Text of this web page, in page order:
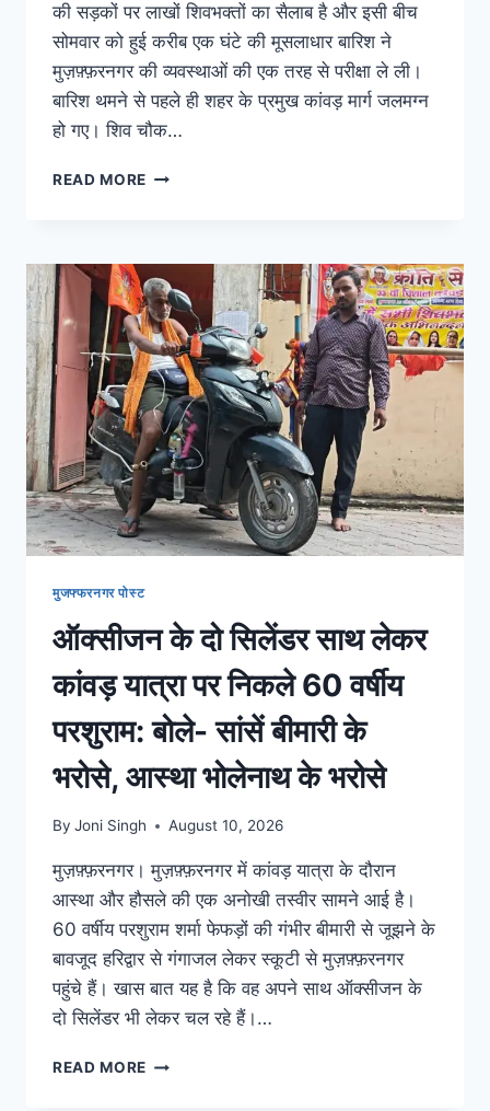
की सड़कों पर लाखों शिवभक्तों का सैलाब है और इसी बीच
सोमवार को हुई करीब एक घंटे की मूसलाधार बारिश ने
मुज़फ़्फ़रनगर की व्यवस्थाओं की एक तरह से परीक्षा ले ली।
बारिश थमने से पहले ही शहर के प्रमुख कांवड़ मार्ग जलमग्न
हो गए। शिव चौक…
READ MORE
मुजफ्फरनगर पोस्ट
ऑक्सीजन के दो सिलेंडर साथ लेकर
कांवड़ यात्रा पर निकले 60 वर्षीय
परशुराम: बोले- सांसें बीमारी के
भरोसे, आस्था भोलेनाथ के भरोसे
By Joni Singh August 10, 2026
मुज़फ़्फ़रनगर। मुज़फ़्फ़रनगर में कांवड़ यात्रा के दौरान
आस्था और हौसले की एक अनोखी तस्वीर सामने आई है।
60 वर्षीय परशुराम शर्मा फेफड़ों की गंभीर बीमारी से जूझने के
बावजूद हरिद्वार से गंगाजल लेकर स्कूटी से मुज़फ़्फ़रनगर
पहुंचे हैं। खास बात यह है कि वह अपने साथ ऑक्सीजन के
दो सिलेंडर भी लेकर चल रहे हैं।…
READ MORE